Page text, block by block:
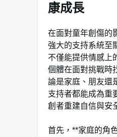
康成長
在面對童年創傷的
強大的支持系統至
不僅能提供情感上
個體在面對挑戰時
論是家庭、朋友還
支持者都能成為重
創者重建自信與安
首先，**家庭的角